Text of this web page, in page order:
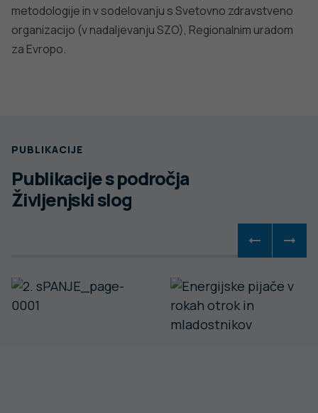
metodologije in v sodelovanju s Svetovno zdravstveno
organizacijo (v nadaljevanju SZO), Regionalnim uradom
za Evropo.
PUBLIKACIJE
Publikacije s področja
Življenjski slog